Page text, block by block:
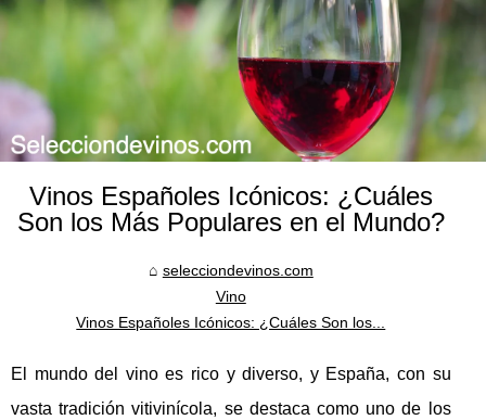
Vinos Españoles Icónicos: ¿Cuáles
Son los Más Populares en el Mundo?
selecciondevinos.com
Vino
Vinos Españoles Icónicos: ¿Cuáles Son los...
El mundo del vino es rico y diverso, y España, con su
vasta tradición vitivinícola, se destaca como uno de los